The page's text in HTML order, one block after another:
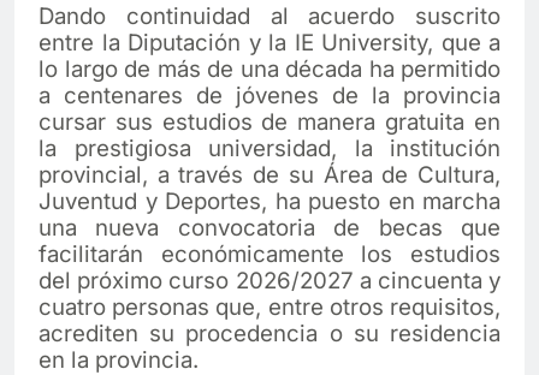
Dando continuidad al acuerdo suscrito
entre la Diputación y la IE University, que a
lo largo de más de una década ha permitido
a centenares de jóvenes de la provincia
cursar sus estudios de manera gratuita en
la prestigiosa universidad, la institución
provincial, a través de su Área de Cultura,
Juventud y Deportes, ha puesto en marcha
una nueva convocatoria de becas que
facilitarán económicamente los estudios
del próximo curso 2026/2027 a cincuenta y
cuatro personas que, entre otros requisitos,
acrediten su procedencia o su residencia
en la provincia.